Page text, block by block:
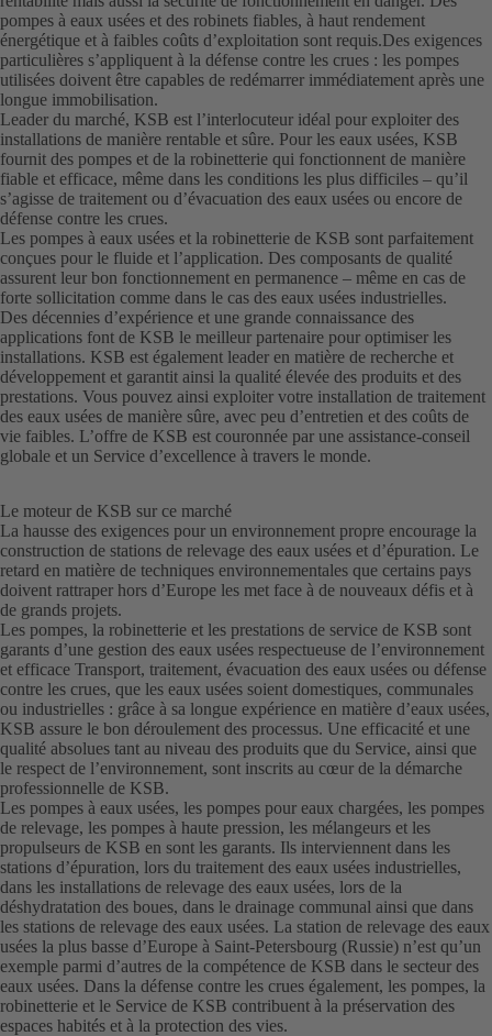
pompes à eaux usées et des robinets fiables, à haut rendement
énergétique et à faibles coûts d’exploitation sont requis.Des exigences
particulières s’appliquent à la défense contre les crues : les pompes
utilisées doivent être capables de redémarrer immédiatement après une
longue immobilisation.
Leader du marché, KSB est l’interlocuteur idéal pour exploiter des
installations de manière rentable et sûre. Pour les eaux usées, KSB
fournit des pompes et de la robinetterie qui fonctionnent de manière
fiable et efficace, même dans les conditions les plus difficiles – qu’il
s’agisse de traitement ou d’évacuation des eaux usées ou encore de
défense contre les crues.
Les pompes à eaux usées et la robinetterie de KSB sont parfaitement
conçues pour le fluide et l’application. Des composants de qualité
assurent leur bon fonctionnement en permanence – même en cas de
forte sollicitation comme dans le cas des eaux usées industrielles.
Des décennies d’expérience et une grande connaissance des
applications font de KSB le meilleur partenaire pour optimiser les
installations. KSB est également leader en matière de recherche et
développement et garantit ainsi la qualité élevée des produits et des
prestations. Vous pouvez ainsi exploiter votre installation de traitement
des eaux usées de manière sûre, avec peu d’entretien et des coûts de
vie faibles. L’offre de KSB est couronnée par une assistance-conseil
globale et un Service d’excellence à travers le monde.
Le moteur de KSB sur ce marché
La hausse des exigences pour un environnement propre encourage la
construction de stations de relevage des eaux usées et d’épuration. Le
retard en matière de techniques environnementales que certains pays
doivent rattraper hors d’Europe les met face à de nouveaux défis et à
de grands projets.
Les pompes, la robinetterie et les prestations de service de KSB sont
garants d’une gestion des eaux usées respectueuse de l’environnement
et efficace Transport, traitement, évacuation des eaux usées ou défense
contre les crues, que les eaux usées soient domestiques, communales
ou industrielles : grâce à sa longue expérience en matière d’eaux usées,
KSB assure le bon déroulement des processus. Une efficacité et une
qualité absolues tant au niveau des produits que du Service, ainsi que
le respect de l’environnement, sont inscrits au cœur de la démarche
professionnelle de KSB.
Les pompes à eaux usées, les pompes pour eaux chargées, les pompes
de relevage, les pompes à haute pression, les mélangeurs et les
propulseurs de KSB en sont les garants. Ils interviennent dans les
stations d’épuration, lors du traitement des eaux usées industrielles,
dans les installations de relevage des eaux usées, lors de la
déshydratation des boues, dans le drainage communal ainsi que dans
les stations de relevage des eaux usées. La station de relevage des eaux
usées la plus basse d’Europe à Saint-Petersbourg (Russie) n’est qu’un
exemple parmi d’autres de la compétence de KSB dans le secteur des
eaux usées. Dans la défense contre les crues également, les pompes, la
robinetterie et le Service de KSB contribuent à la préservation des
espaces habités et à la protection des vies.